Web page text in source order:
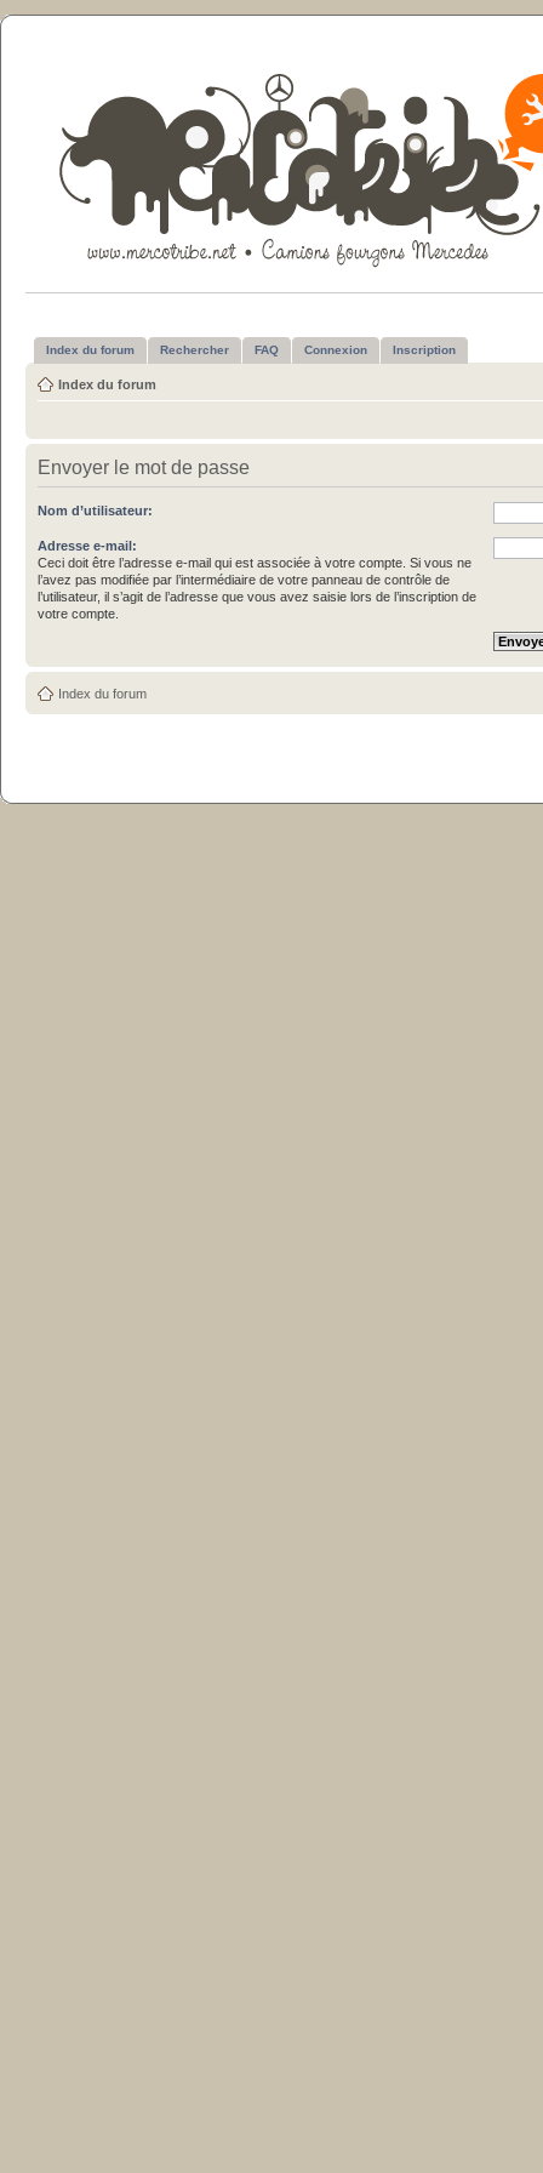
Index du forum Rechercher FAQ Connexion Inscription
Index du forum
Envoyer le mot de passe
Nom d’utilisateur:
Adresse e-mail:
Ceci doit être l’adresse e-mail qui est associée à votre compte. Si vous ne
l’avez pas modifiée par l’intermédiaire de votre panneau de contrôle de
l’utilisateur, il s’agit de l’adresse que vous avez saisie lors de l’inscription de
votre compte.
Index du forum